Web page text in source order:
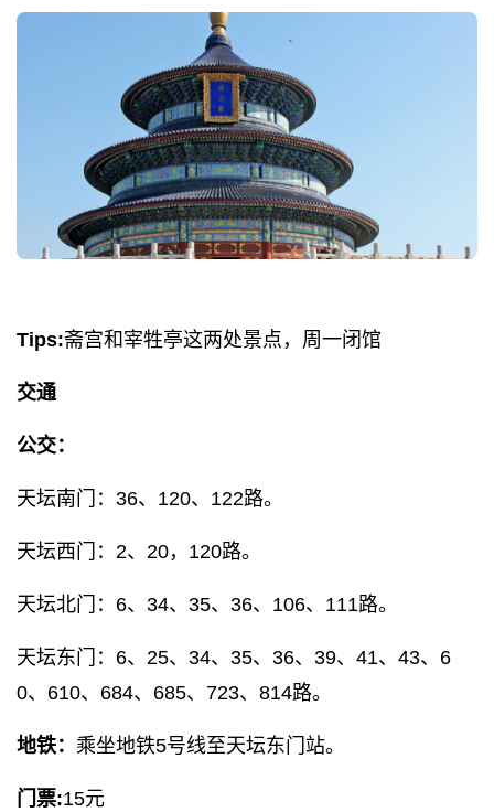
Tips:斋宫和宰牲亭这两处景点，周一闭馆
交通
公交：
天坛南门：36、120、122路。
天坛西门：2、20，120路。
天坛北门：6、34、35、36、106、111路。
天坛东门：6、25、34、35、36、39、41、43、6
0、610、684、685、723、814路。
地铁： 乘坐地铁5号线至天坛东门站。
门票:15元